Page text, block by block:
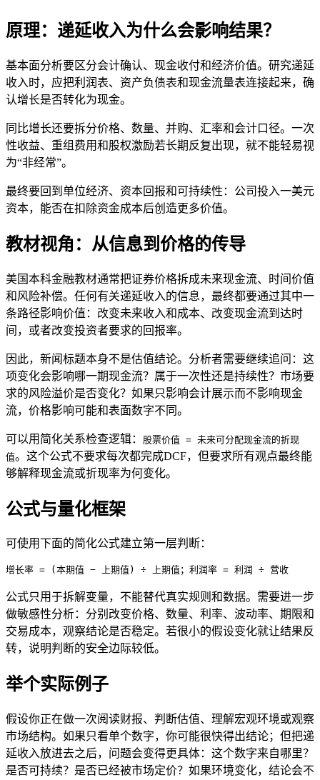
原理：递延收入为什么会影响结果？
基本面分析要区分会计确认、现金收付和经济价值。研究递延
收入时，应把利润表、资产负债表和现金流量表连接起来，确
认增长是否转化为现金。
同比增长还要拆分价格、数量、并购、汇率和会计口径。一次
性收益、重组费用和股权激励若长期反复出现，就不能轻易视
为“非经常”。
最终要回到单位经济、资本回报和可持续性：公司投入一美元
资本，能否在扣除资金成本后创造更多价值。
教材视角：从信息到价格的传导
美国本科金融教材通常把证券价格拆成未来现金流、时间价值
和风险补偿。任何有关递延收入的信息，最终都要通过其中一
条路径影响价值：改变未来收入和成本、改变现金流到达时
间，或者改变投资者要求的回报率。
因此，新闻标题本身不是估值结论。分析者需要继续追问：这
项变化会影响哪一期现金流？属于一次性还是持续性？市场要
求的风险溢价是否变化？如果只影响会计展示而不影响现金
流，价格影响可能和表面数字不同。
可以用简化关系检查逻辑：
股票价值 = 未来可分配现金流的折现
值。这个公式不要求每次都完成DCF，但要求所有观点最终能
够解释现金流或折现率为何变化。
公式与量化框架
可使用下面的简化公式建立第一层判断：
增长率 = (本期值 − 上期值) ÷ 上期值；利润率 = 利润 ÷ 营收
公式只用于拆解变量，不能替代真实规则和数据。需要进一步
做敏感性分析：分别改变价格、数量、利率、波动率、期限和
交易成本，观察结论是否稳定。若很小的假设变化就让结果反
转，说明判断的安全边际较低。
举个实际例子
假设你正在做一次阅读财报、判断估值、理解宏观环境或观察
市场结构。如果只看单个数字，你可能很快得出结论；但把递
延收入放进去之后，问题会变得更具体：这个数字来自哪里？
是否可持续？是否已经被市场定价？如果环境变化，结论会不